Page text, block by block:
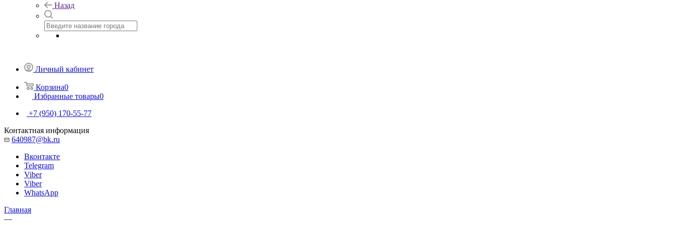
Назад
Личный кабинет
Корзина0
Избранные товары0
+7 (950) 170-55-77
Контактная информация
640987@bk.ru
Вконтакте
Telegram
Viber
Viber
WhatsApp
Главная
—